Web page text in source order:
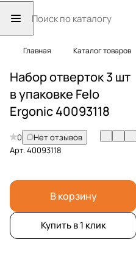
Главная Каталог товаров
Набор отверток 3 шт
в упаковке Felo
Ergonic 40093118
0
Нет отзывов
Арт.40093118
В корзину
Купить в 1 клик